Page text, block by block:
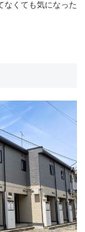
なくても気になった